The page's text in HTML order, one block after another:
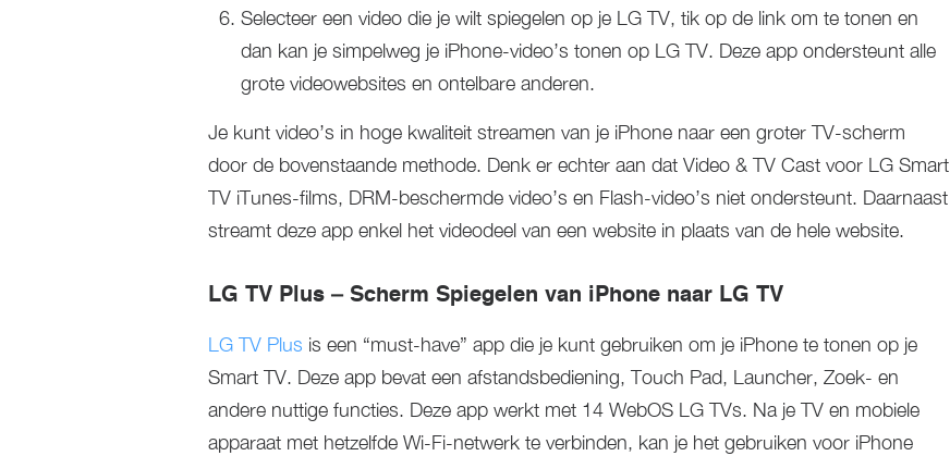
Selecteer een video die je wilt spiegelen op je LG TV, tik op de link om te tonen en
dan kan je simpelweg je iPhone-video’s tonen op LG TV. Deze app ondersteunt alle
grote videowebsites en ontelbare anderen.
Je kunt video’s in hoge kwaliteit streamen van je iPhone naar een groter TV-scherm
door de bovenstaande methode. Denk er echter aan dat Video & TV Cast voor LG Smart
TV iTunes-films, DRM-beschermde video’s en Flash-video’s niet ondersteunt. Daarnaast
streamt deze app enkel het videodeel van een website in plaats van de hele website.
LG TV Plus – Scherm Spiegelen van iPhone naar LG TV
LG TV Plus is een “must-have” app die je kunt gebruiken om je iPhone te tonen op je
Smart TV. Deze app bevat een afstandsbediening, Touch Pad, Launcher, Zoek- en
andere nuttige functies. Deze app werkt met 14 WebOS LG TVs. Na je TV en mobiele
apparaat met hetzelfde Wi-Fi-netwerk te verbinden, kan je het gebruiken voor iPhone